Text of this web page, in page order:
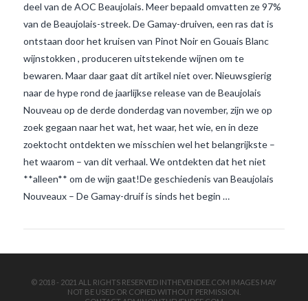
VIEW POST
deel van de AOC Beaujolais. Meer bepaald omvatten ze 97%
van de Beaujolais-streek. De Gamay-druiven, een ras dat is
ontstaan door het kruisen van Pinot Noir en Gouais Blanc
wijnstokken , produceren uitstekende wijnen om te
bewaren. Maar daar gaat dit artikel niet over. Nieuwsgierig
naar de hype rond de jaarlijkse release van de Beaujolais
Nouveau op de derde donderdag van november, zijn we op
zoek gegaan naar het wat, het waar, het wie, en in deze
zoektocht ontdekten we misschien wel het belangrijkste –
het waarom – van dit verhaal. We ontdekten dat het niet
**alleen** om de wijn gaat!De geschiedenis van Beaujolais
Nouveaux – De Gamay-druif is sinds het begin …
© 2018 - 2021 ALL RIGHTS RESERVED INTHEVENDEE.COM IMAGES MAY
NOT BE USED OR COPIED WITHOUT PERMISSION.